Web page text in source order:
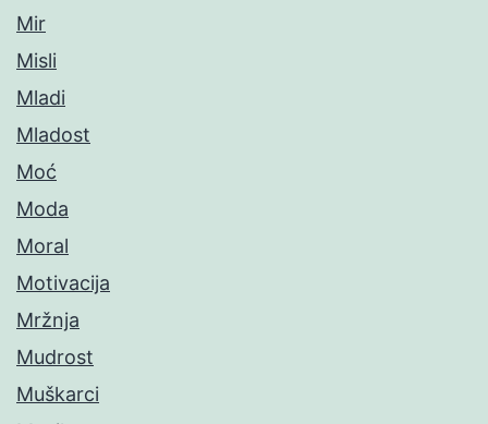
Mir
Misli
Mladi
Mladost
Moć
Moda
Moral
Motivacija
Mržnja
Mudrost
Muškarci